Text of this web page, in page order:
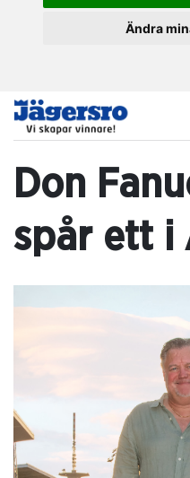
Ändra
Don
spår ett i